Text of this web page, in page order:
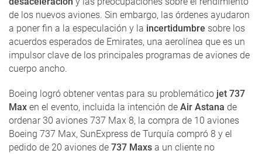
de los nuevos aviones. Sin embargo, las órdenes ayudaron
a poner fin a la especulación y la incertidumbre sobre los
acuerdos esperados de Emirates, una aerolínea que es un
impulsor clave de los principales programas de aviones de
cuerpo ancho.
Boeing logró obtener ventas para su problemático jet 737
Max en el evento, incluida la intención de Air Astana de
ordenar 30 aviones 737 Max 8, la compra de 10 aviones
Boeing 737 Max, SunExpress de Turquía compró 8 y el
pedido de 20 aviones de 737 Maxs a un cliente no